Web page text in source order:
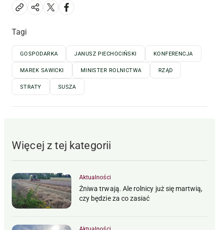
Tagi
GOSPODARKA JANUSZ PIECHOCIŃSKI KONFERENCJA
MAREK SAWICKI MINISTER ROLNICTWA RZĄD
STRATY SUSZA
Więcej z tej kategorii
Aktualności
Żniwa trwają. Ale rolnicy już się martwią,
czy będzie za co zasiać